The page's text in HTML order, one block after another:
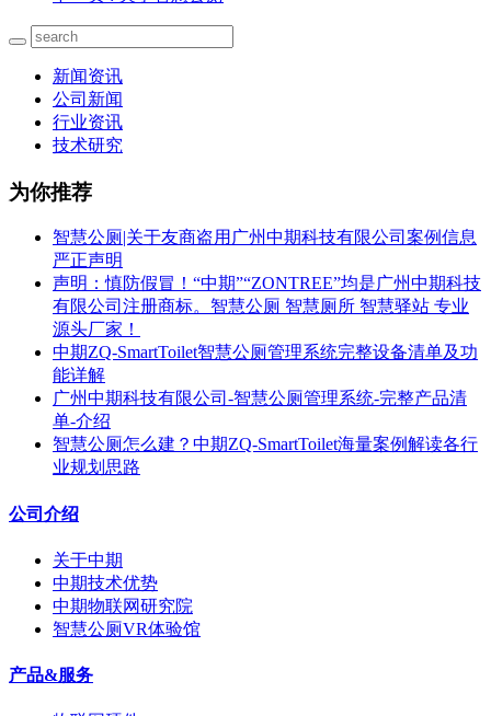
新闻资讯
公司新闻
行业资讯
技术研究
为你推荐
智慧公厕|关于友商盗用广州中期科技有限公司案例信息
严正声明
声明：慎防假冒！“中期”“ZONTREE”均是广州中期科技
有限公司注册商标。智慧公厕 智慧厕所 智慧驿站 专业
源头厂家！
中期ZQ-SmartToilet智慧公厕管理系统完整设备清单及功
能详解
广州中期科技有限公司-智慧公厕管理系统-完整产品清
单-介绍
智慧公厕怎么建？中期ZQ-SmartToilet海量案例解读各行
业规划思路
公司介绍
关于中期
中期技术优势
中期物联网研究院
智慧公厕VR体验馆
产品&服务